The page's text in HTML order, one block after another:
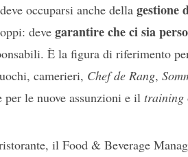
occuparsi anche dellagestione
deve garantire che ci sia
È la figura di riferimento
camerieri, Chef de Rang,
le nuove assunzioni e il training
il Food & Beverage